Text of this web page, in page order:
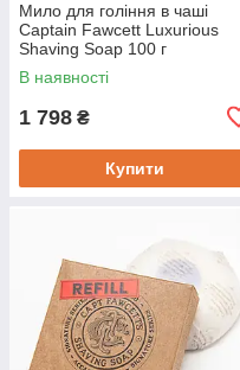
Мило для гоління в чаші
Captain Fawcett Luxurious
Shaving Soap 100 г
В наявності
1 798 ₴
Купити